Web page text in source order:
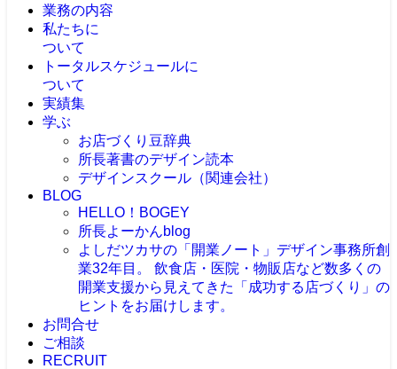
業務の内容
私たちに
ついて
トータルスケジュールに
ついて
実績集
学ぶ
お店づくり豆辞典
所長著書のデザイン読本
デザインスクール（関連会社）
BLOG
HELLO！BOGEY
所長よーかんblog
よしだツカサの「開業ノート」 デザイン事務所創
業32年目。 飲食店・医院・物販店など数多くの
開業支援から見えてきた「成功する店づくり」の
ヒントをお届けします。
お問合せ
ご相談
RECRUIT